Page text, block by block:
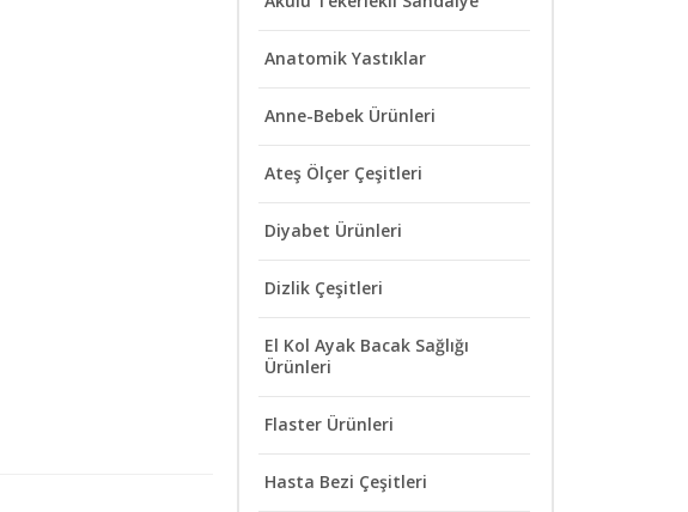
Anatomik Yastıklar
Anne-Bebek Ürünleri
Ateş Ölçer Çeşitleri
Diyabet Ürünleri
Dizlik Çeşitleri
El Kol Ayak Bacak Sağlığı
Ürünleri
Flaster Ürünleri
Hasta Bezi Çeşitleri